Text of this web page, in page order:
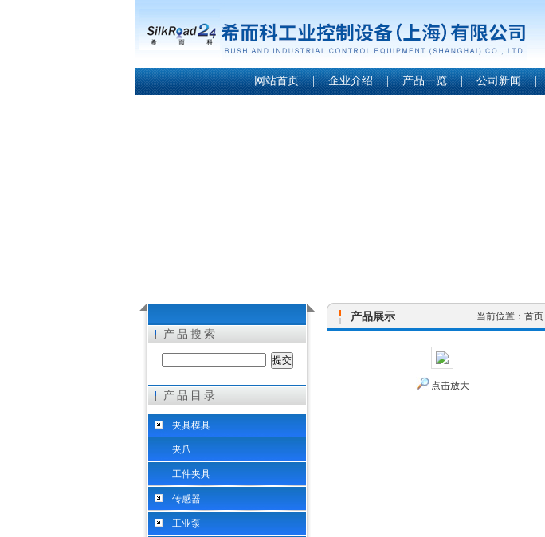
希而科工业控制设备（上海）有限公司
网站首页 | 企业介绍 | 产品一览 | 公司新闻 |
产品搜索
产品目录
夹具模具
夹爪
工件夹具
传感器
工业泵
产品展示 当前位置： 首页
点击放大